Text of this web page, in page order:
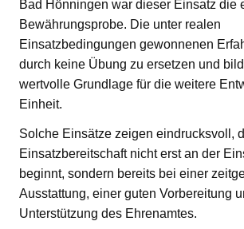
Bad Hönningen war dieser Einsatz die
Bewährungsprobe. Die unter realen
Einsatzbedingungen gewonnenen
durch keine Übung zu ersetzen und
wertvolle Grundlage für die weitere
Einheit.
Solche Einsätze zeigen eindrucksvoll,
Einsatzbereitschaft nicht erst an der
beginnt, sondern bereits bei einer
Ausstattung, einer guten Vorbereitung
Unterstützung des Ehrenamtes.